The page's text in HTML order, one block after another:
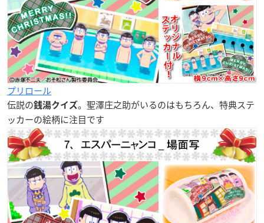
プリロール
伝説の銭湯クイズ。聖澤庄之助がいるのはもちろん、特典ステ
ッカーの絵柄に注目です